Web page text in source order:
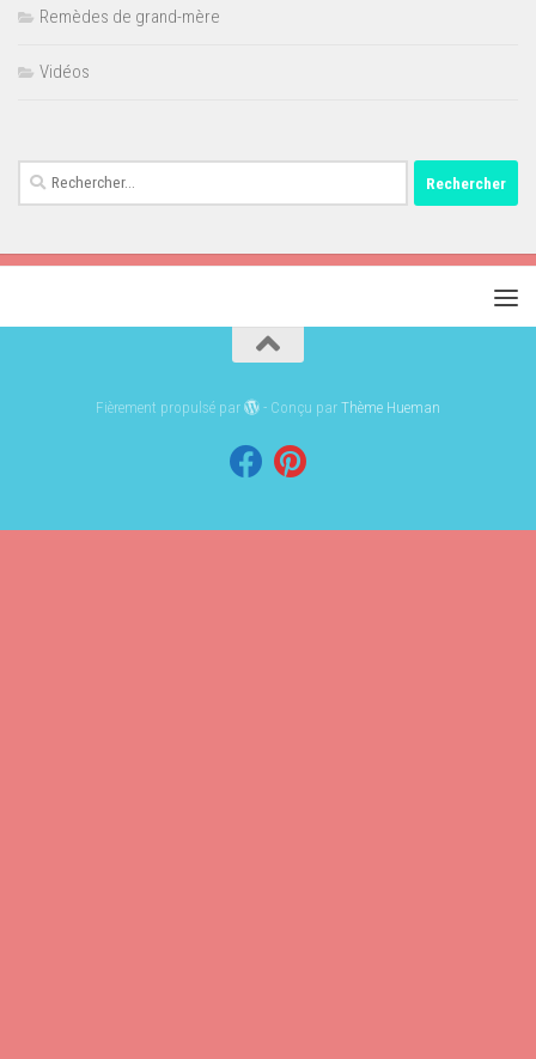
Remèdes de grand-mère
Vidéos
Rechercher :
Fièrement propulsé par - Conçu parThème Hueman